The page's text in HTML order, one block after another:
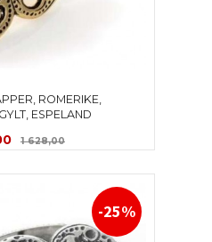
ROMERIKE,
ESPELAND
1 628,00Rabatt
-25%